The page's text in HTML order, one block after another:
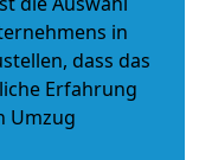
in
dass das
Erfahrung
Umzug